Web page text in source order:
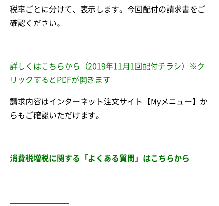
税率ごとに分けて、表示します。今回配付の請求書をご
確認ください。
詳しくはこちらから（2019年11月1回配付チラシ）※ク
リックするとPDFが開きます
請求内容はインターネット注文サイト【Myメニュー】か
らもご確認いただけます。
消費税増税に関する「よくある質問」はこちらから